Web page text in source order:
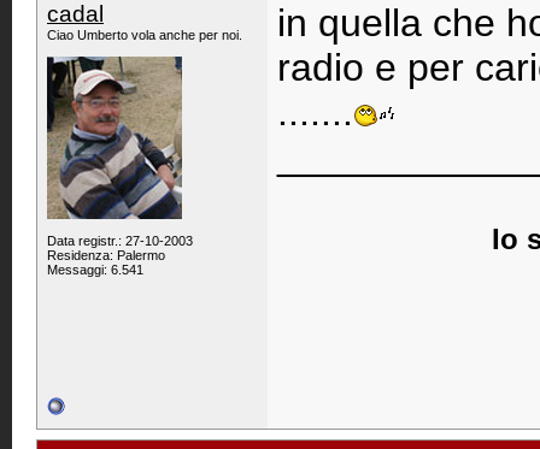
cadal
Ciao Umberto vola anche per noi.
Data registr.: 27-10-2003
Residenza: Palermo
Messaggi: 6.541
in quella che
radio e per
.......
Io